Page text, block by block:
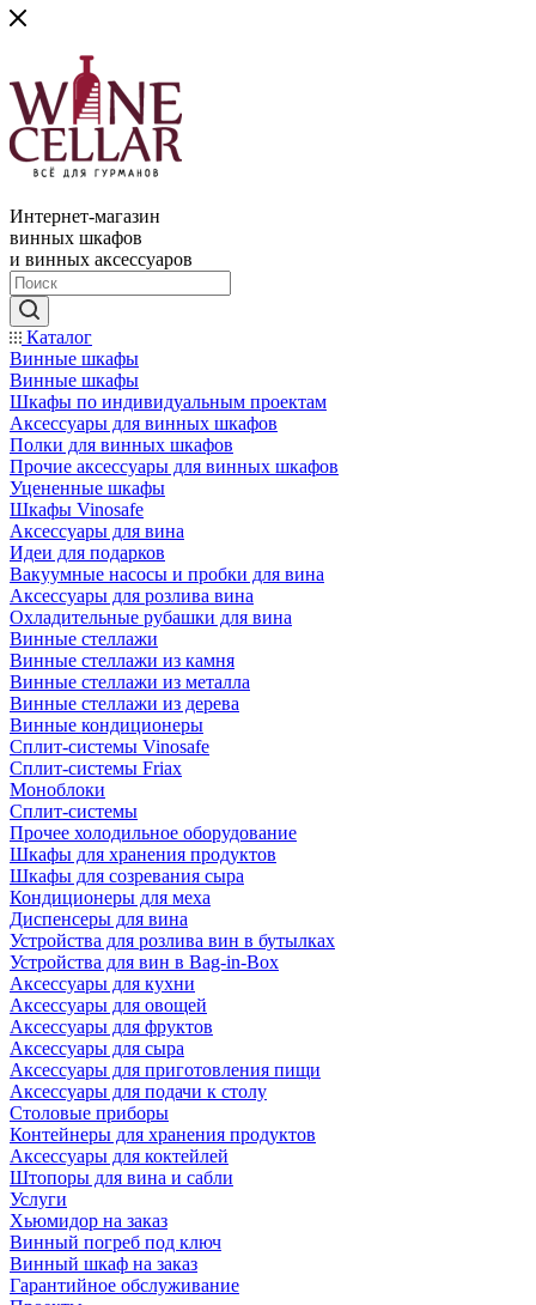
Интернет-магазин
винных шкафов
и винных аксессуаров
Каталог
Винные шкафы
Винные шкафы
Шкафы по индивидуальным проектам
Аксессуары для винных шкафов
Полки для винных шкафов
Прочие аксессуары для винных шкафов
Уцененные шкафы
Шкафы Vinosafe
Аксессуары для вина
Идеи для подарков
Вакуумные насосы и пробки для вина
Аксессуары для розлива вина
Охладительные рубашки для вина
Винные стеллажи
Винные стеллажи из камня
Винные стеллажи из металла
Винные стеллажи из дерева
Винные кондиционеры
Сплит-системы Vinosafe
Сплит-системы Friax
Моноблоки
Сплит-системы
Прочее холодильное оборудование
Шкафы для хранения продуктов
Шкафы для созревания сыра
Кондиционеры для меха
Диспенсеры для вина
Устройства для розлива вин в бутылках
Устройства для вин в Bag-in-Box
Аксессуары для кухни
Аксессуары для овощей
Аксессуары для фруктов
Аксессуары для сыра
Аксессуары для приготовления пищи
Аксессуары для подачи к столу
Столовые приборы
Контейнеры для хранения продуктов
Аксессуары для коктейлей
Штопоры для вина и сабли
Услуги
Хьюмидор на заказ
Винный погреб под ключ
Винный шкаф на заказ
Гарантийное обслуживание